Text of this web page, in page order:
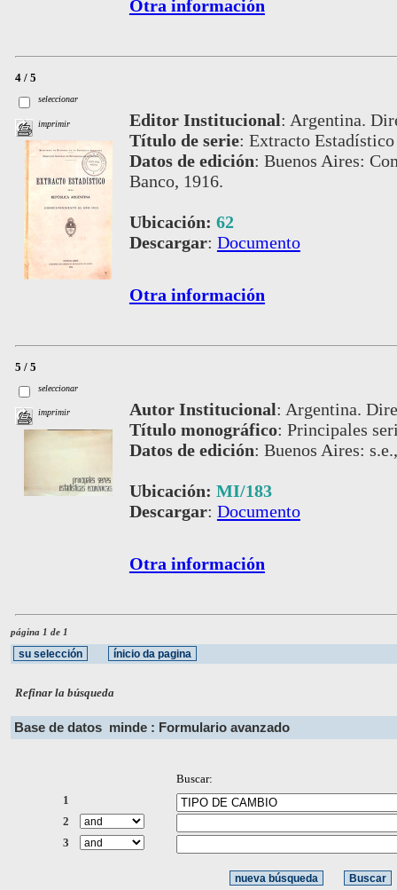
Otra información
4 / 5
seleccionar
imprimir Editor Institucional: Argentina.
Título de serie: Extracto
Datos de edición: Buenos Aires:
Banco, 1916.
Ubicación: 62
Descargar: Documento
Otra información
5 / 5
seleccionar
imprimir Autor Institucional: Argentina.
Título monográfico: Principales
Datos de edición: Buenos Aires:
Ubicación: MI/183
Descargar: Documento
Otra información
página 1 de 1
Refinar la búsqueda
Base de datos minde : Formulario avanzado
Buscar:
1
2
3